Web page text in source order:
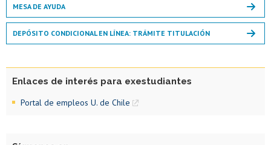
MESA DE AYUDA
DEPÓSITO CONDICIONAL EN LÍNEA: TRÁMITE TITULACIÓN
Enlaces de interés para exestudiantes
Portal de empleos U. de Chile